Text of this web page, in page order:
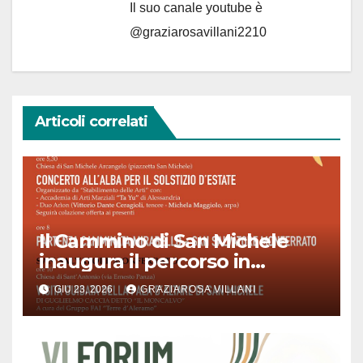
Il suo canale youtube è
@graziarosavillani2210
Articoli correlati
Il Cammino di San Michele
inaugura il percorso in
Piemonte
GIU 23, 2026 GRAZIAROSA VILLANI